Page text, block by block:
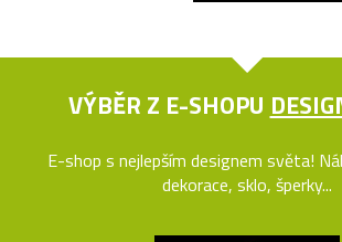
VÝBĚR Z E-SHOPU
E-shop s nejlepším designem světa!
dekorace, sklo, šperky...